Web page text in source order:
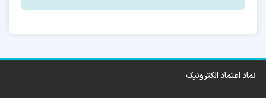
دقت بفرمایید این هزینه برای یک گوشی میباشد.
وصل کنید.
نماد اعتماد الکترونیک